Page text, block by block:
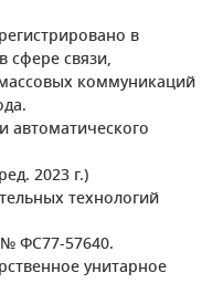
в
сфере связи,
коммуникаций
автоматического
2023 г.)
технологий
ФС77-57640.
унитарное